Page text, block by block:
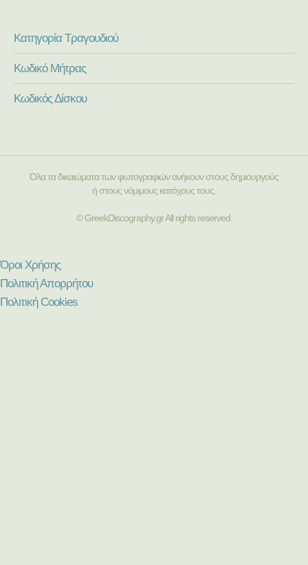
Κατηγορία Τραγουδιού
Κωδικό Μήτρας
Κωδικός Δίσκου
Όλα τα δικαιώματα των φωτογραφιών ανήκουν στους δημιουργούς
ή στους νόμιμους κατόχους τους.
© GreekDiscography.gr All rights reserved.
Όροι Χρήσης
Πολιτική Απορρήτου
Πολιτική Cookies